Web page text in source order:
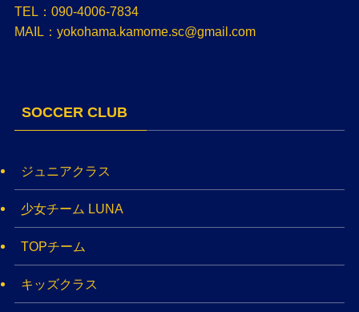
TEL：090-4006-7834
MAIL：yokohama.kamome.sc@gmail.com
SOCCER CLUB
ジュニアクラス
少女チーム LUNA
TOPチーム
キッズクラス